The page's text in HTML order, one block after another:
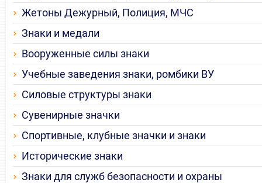
Жетоны Дежурный, Полиция, МЧС
Знаки и медали
Вооруженные силы знаки
Учебные заведения знаки, ромбики ВУ
Силовые структуры знаки
Сувенирные значки
Спортивные, клубные значки и знаки
Исторические знаки
Знаки для служб безопасности и охраны